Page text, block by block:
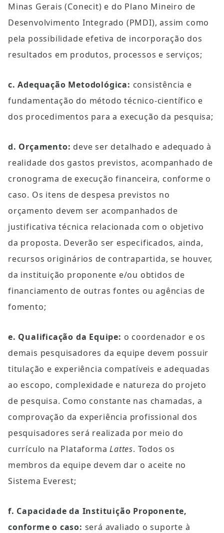
Minas Gerais (Conecit) e do Plano Mineiro de
Desenvolvimento Integrado (PMDI), assim como
pela possibilidade efetiva de incorporação dos
resultados em produtos, processos e serviços;
c. Adequação Metodológica: consistência e
fundamentação do método técnico-científico e
dos procedimentos para a execução da pesquisa;
d. Orçamento: deve ser detalhado e adequado à
realidade dos gastos previstos, acompanhado de
cronograma de execução financeira, conforme o
caso. Os itens de despesa previstos no
orçamento devem ser acompanhados de
justificativa técnica relacionada com o objetivo
da proposta. Deverão ser especificados, ainda,
recursos originários de contrapartida, se houver,
da instituição proponente e/ou obtidos de
financiamento de outras fontes ou agências de
fomento;
e. Qualificação da Equipe: o coordenador e os
demais pesquisadores da equipe devem possuir
titulação e experiência compatíveis e adequadas
ao escopo, complexidade e natureza do projeto
de pesquisa. Como constante nas chamadas, a
comprovação da experiência profissional dos
pesquisadores será realizada por meio do
currículo na Plataforma Lattes. Todos os
membros da equipe devem dar o aceite no
Sistema Everest;
f. Capacidade da Instituição Proponente,
conforme o caso: será avaliado o suporte à